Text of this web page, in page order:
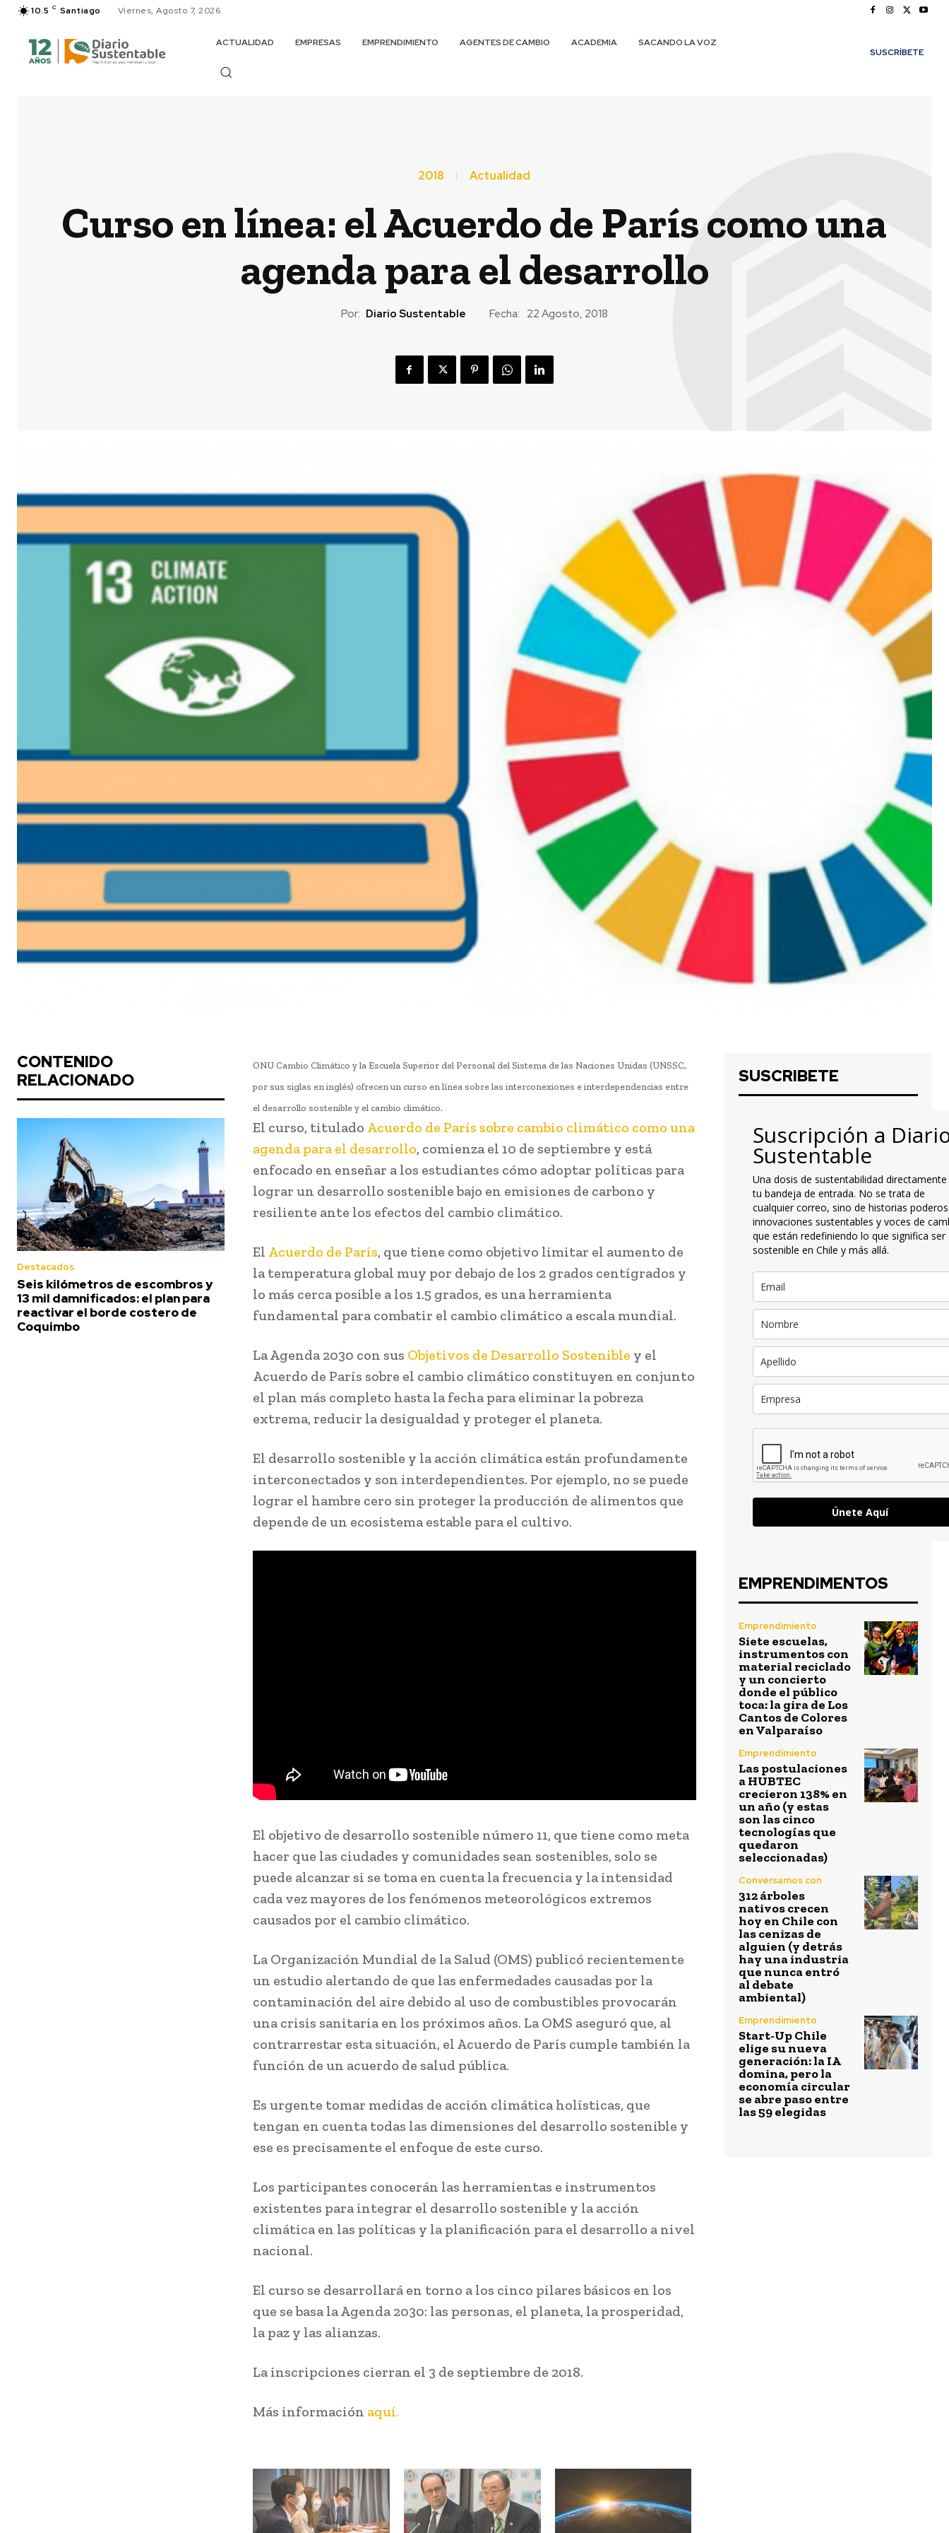
10.5 C Santiago Viernes, Agosto 7, 2026
ACTUALIDAD EMPRESAS EMPRENDIMIENTO AGENTES DE CAMBIO ACADEMIA
SACANDO LA VOZ
SUSCRÍBETE
2018 Actualidad
Curso en línea: el Acuerdo de París como una
agenda para el desarrollo
Por: Diario Sustentable Fecha: 22 Agosto, 2018
CONTENIDO
RELACIONADO
Destacados
Seis kilómetros de escombros y
13 mil damnificados: el plan para
reactivar el borde costero de
Coquimbo
ONU Cambio Climático y la Escuela Superior del Personal del Sistema de las Naciones Unidas (UNSSC,
por sus siglas en inglés) ofrecen un curso en línea sobre las interconexiones e interdependencias entre
el desarrollo sostenible y el cambio climático.
El curso, titulado Acuerdo de París sobre cambio climático como una
agenda para el desarrollo, comienza el 10 de septiembre y está
enfocado en enseñar a los estudiantes cómo adoptar políticas para
lograr un desarrollo sostenible bajo en emisiones de carbono y
resiliente ante los efectos del cambio climático.
El Acuerdo de París, que tiene como objetivo limitar el aumento de
la temperatura global muy por debajo de los 2 grados centígrados y
lo más cerca posible a los 1.5 grados, es una herramienta
fundamental para combatir el cambio climático a escala mundial.
La Agenda 2030 con sus Objetivos de Desarrollo Sostenible y el
Acuerdo de París sobre el cambio climático constituyen en conjunto
el plan más completo hasta la fecha para eliminar la pobreza
extrema, reducir la desigualdad y proteger el planeta.
El desarrollo sostenible y la acción climática están profundamente
interconectados y son interdependientes. Por ejemplo, no se puede
lograr el hambre cero sin proteger la producción de alimentos que
depende de un ecosistema estable para el cultivo.
El objetivo de desarrollo sostenible número 11, que tiene como meta
hacer que las ciudades y comunidades sean sostenibles, solo se
puede alcanzar si se toma en cuenta la frecuencia y la intensidad
cada vez mayores de los fenómenos meteorológicos extremos
causados ​​por el cambio climático.
La Organización Mundial de la Salud (OMS) publicó recientemente
un estudio alertando de que las enfermedades causadas por la
contaminación del aire debido al uso de combustibles provocarán
una crisis sanitaria en los próximos años. La OMS aseguró que, al
contrarrestar esta situación, el Acuerdo de París cumple también la
función de un acuerdo de salud pública.
Es urgente tomar medidas de acción climática holísticas, que
tengan en cuenta todas las dimensiones del desarrollo sostenible y
ese es precisamente el enfoque de este curso.
Los participantes conocerán las herramientas e instrumentos
existentes para integrar el desarrollo sostenible y la acción
climática en las políticas y la planificación para el desarrollo a nivel
nacional.
El curso se desarrollará en torno a los cinco pilares básicos en los
que se basa la Agenda 2030: las personas, el planeta, la prosperidad,
la paz y las alianzas.
La inscripciones cierran el 3 de septiembre de 2018.
Más información aquí.
SUSCRIBETE
Suscripción a
Sustentable
Una dosis de sustentabilidad
tu bandeja de entrada. No se trata de
cualquier correo, sino de historias
innovaciones sustentables y voces de
que están redefiniendo lo que significa ser
sostenible en Chile y más allá.
Únete Aquí
EMPRENDIMENTOS
Emprendimiento
Siete escuelas,
instrumentos con
material reciclado
y un concierto
donde el público
toca: la gira de Los
Cantos de Colores
en Valparaíso
Emprendimiento
Las postulaciones
a HUBTEC
crecieron 138% en
un año (y estas
son las cinco
tecnologías que
quedaron
seleccionadas)
Conversamos con
312 árboles
nativos crecen
hoy en Chile con
las cenizas de
alguien (y detrás
hay una industria
que nunca entró
al debate
ambiental)
Emprendimiento
Start-Up Chile
elige su nueva
generación: la IA
domina, pero la
economía circular
se abre paso entre
las 59 elegidas